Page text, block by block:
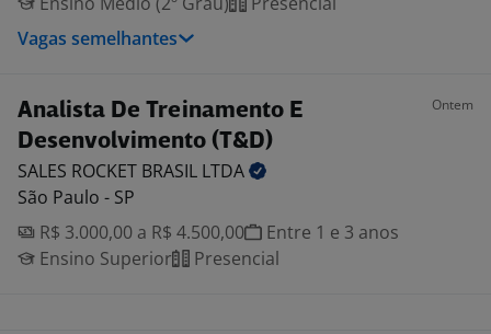
Vagas semelhantes
Analista De Treinamento E
Desenvolvimento (T&D)
Ontem
SALES ROCKET BRASIL LTDA
São Paulo - SP
R$ 3.000,00 a R$ 4.500,00
Entre 1 e 3 anos
Ensino Superior
Presencial